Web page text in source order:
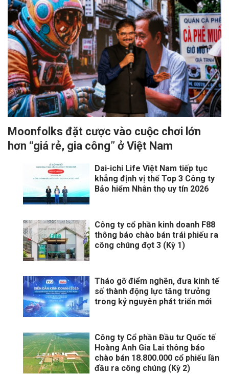
Moonfolks đặt cược vào cuộc chơi lớn
hơn “giá rẻ, gia công” ở Việt Nam
Dai-ichi Life Việt Nam tiếp tục
khẳng định vị thế Top 3 Công ty
Bảo hiểm Nhân thọ uy tín 2026
Công ty cổ phần kinh doanh F88
thông báo chào bán trái phiếu ra
công chúng đợt 3 (Kỳ 1)
Tháo gỡ điểm nghẽn, đưa kinh tế
số thành động lực tăng trưởng
trong kỷ nguyên phát triển mới
Công ty Cổ phần Đầu tư Quốc tế
Hoàng Anh Gia Lai thông báo
chào bán 18.800.000 cổ phiếu lần
đầu ra công chúng (Kỳ 2)